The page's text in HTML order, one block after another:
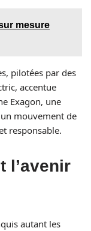
mesure
pilotées par des
accentue
Exagon, une
un mouvement de
responsable.
l’avenir
autant les